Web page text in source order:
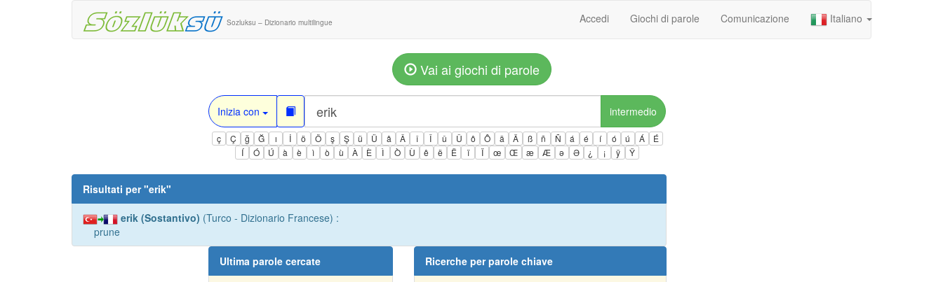
Sozluksu – Dizionario multilingue Accedi Giochi di parole Comunicazione Italiano
Vai ai giochi di parole
Inizia con intermedio
ç Ç ğ Ğ ı İ ö Ö ş Ş ü Ü â Â î Î û Û ô Ô ä Ä ß ñ Ñ á é í ó ú Á
É
Í
Ó Ú à è ì ò ù À È Ì Ò Ù ê ë Ë ï Ï œ Œ æ Æ ə Ə ¿ ¡ ÿ Ÿ
Risultati per "erik"
erik (Sostantivo) (Turco - Dizionario Francese) :
prune
Ultima parole cercate Ricerche per parole chiave